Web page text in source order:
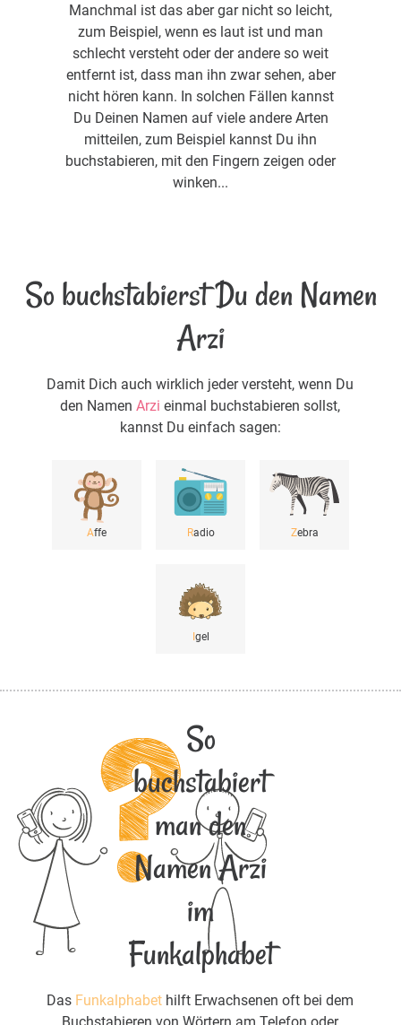
Manchmal ist das aber gar nicht so leicht,
zum Beispiel, wenn es laut ist und man
schlecht versteht oder der andere so weit
entfernt ist, dass man ihn zwar sehen, aber
nicht hören kann. In solchen Fällen kannst
Du Deinen Namen auf viele andere Arten
mitteilen, zum Beispiel kannst Du ihn
buchstabieren, mit den Fingern zeigen oder
winken...
So buchstabierst Du den Namen
Arzi
Damit Dich auch wirklich jeder versteht, wenn Du
den NamenArzi einmal buchstabieren sollst,
kannst Du einfach sagen:
Affe Radio Zebra
gel
So
buchstabiert
man den
Namen Arzi
im
Funkalphabet
Das Funkalphabet hilft Erwachsenen oft bei dem